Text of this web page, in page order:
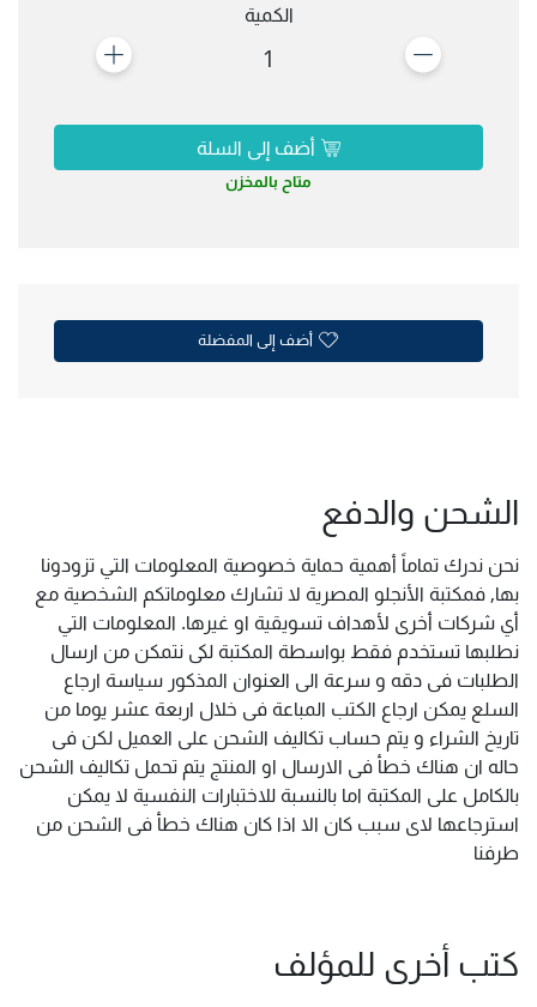
الكمية
1
أضف إلى السلة
متاح بالمخزن
أضف إلى المفضلة
الشحن والدفع
نحن ندرك تماماً أهمية حماية خصوصية المعلومات التي تزودونا
بها, فمكتبة الأنجلو المصرية لا تشارك معلوماتكم الشخصية مع
أي شركات أخرى لأهداف تسويقية او غيرها. المعلومات التي
نطلبها تستخدم فقط بواسطة المكتبة لكى نتمكن من ارسال
الطلبات فى دقه و سرعة الى العنوان المذكور سياسة ارجاع
السلع يمكن ارجاع الكتب المباعة فى خلال اربعة عشر يوما من
تاريخ الشراء و يتم حساب تكاليف الشحن على العميل لكن فى
حاله ان هناك خطأ فى الارسال او المنتج يتم تحمل تكاليف الشحن
بالكامل على المكتبة اما بالنسبة للاختبارات النفسية لا يمكن
استرجاعها لاى سبب كان الا اذا كان هناك خطأ فى الشحن من
طرفنا
كتب أخرى للمؤلف